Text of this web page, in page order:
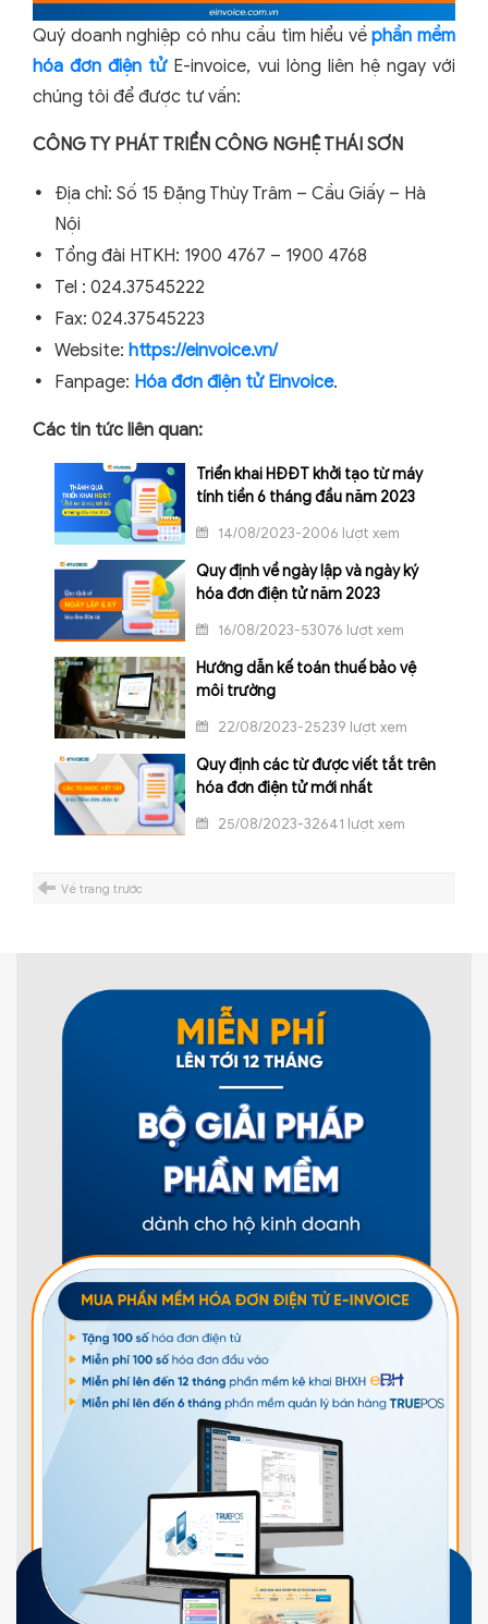
Quý doanh nghiệp có nhu cầu tìm hiểu vềphần mềm
hóa đơn điện tửE-invoice, vui lòng liên hệ ngay với
chúng tôi để được tư vấn:
CÔNG TY PHÁT TRIỂN CÔNG NGHỆ THÁI SƠN
Địa chỉ: Số 15 Đặng Thùy Trâm – Cầu Giấy – Hà
Nội
Tổng đài HTKH: 1900 4767 – 1900 4768
Tel : 024.37545222
Fax: 024.37545223
Website: https://einvoice.vn/
Fanpage: Hóa đơn điện tử Einvoice.
Các tin tức liên quan:
Triển khai HĐĐT khởi tạo từ máy
tính tiền 6 tháng đầu năm 2023
14/08/2023-2006 lượt xem
Quy định về ngày lập và ngày ký
hóa đơn điện tử năm 2023
16/08/2023-53076 lượt xem
Hướng dẫn kế toán thuế bảo vệ
môi trường
22/08/2023-25239 lượt xem
Quy định các từ được viết tắt trên
hóa đơn điện tử mới nhất
25/08/2023-32641 lượt xem
Về trang trước